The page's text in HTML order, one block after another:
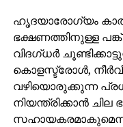
ഹൃദയാരോഗ്യം
ഭക്ഷണത്തിനുള്ള
വിദഗ്ധര്‍
കൊളസ്ട്രോള്‍,
വഴിയൊരുക്കുന്ന
നിയന്ത്രിക്കാന്‍